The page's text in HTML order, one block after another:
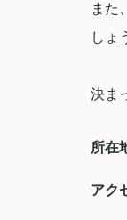
また
しょ
決ま
所在
アク